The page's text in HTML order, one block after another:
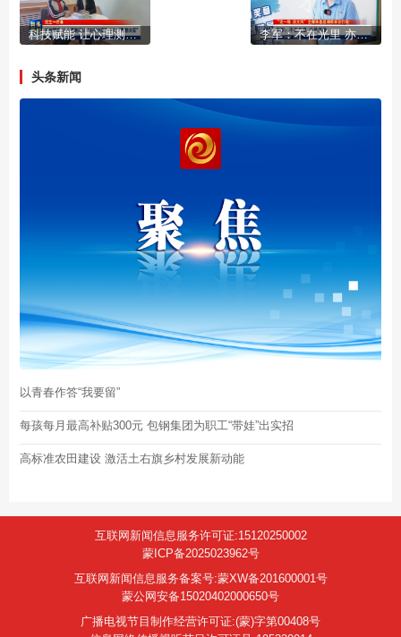
科技赋能 让心理测评从“经验判断”走向“数据决策” 李军：不在光里 亦是英雄
头条新闻
以青春作答“我要留”
每孩每月最高补贴300元 包钢集团为职工“带娃”出实招
高标准农田建设 激活土右旗乡村发展新动能
互联网新闻信息服务许可证:15120250002
蒙ICP备2025023962号
互联网新闻信息服务备案号:蒙XW备201600001号
蒙公网安备15020402000650号
广播电视节目制作经营许可证:(蒙)字第00408号